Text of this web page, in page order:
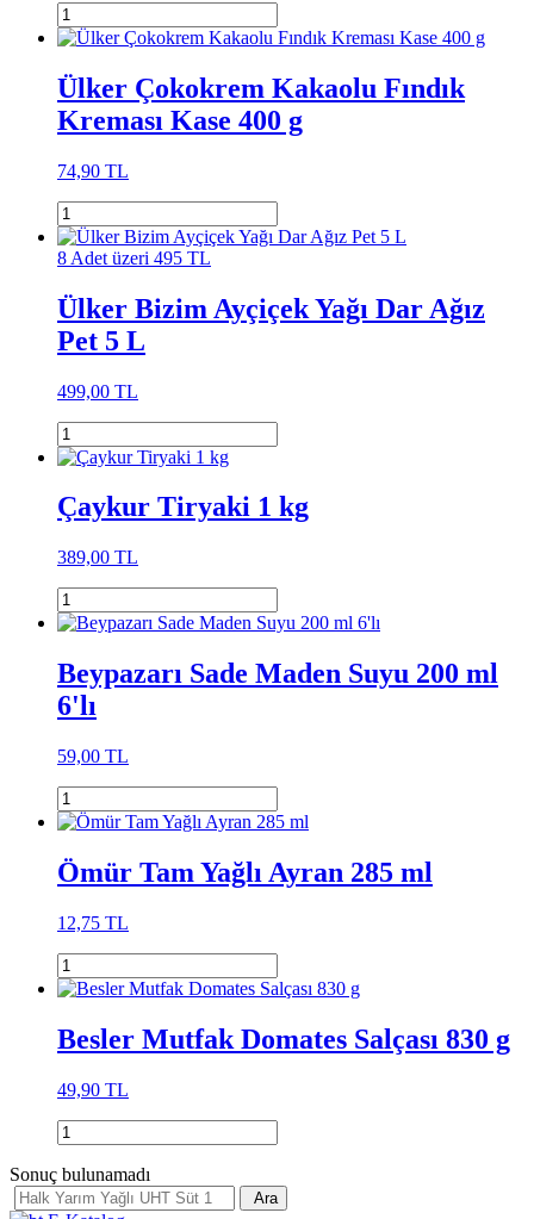
Ülker Çokokrem Kakaolu Fındık
Kreması Kase 400 g
74,90 TL
8 Adet üzeri 495 TL
Ülker Bizim Ayçiçek Yağı Dar Ağız
Pet 5 L
499,00 TL
Çaykur Tiryaki 1 kg
389,00 TL
Beypazarı Sade Maden Suyu 200 ml
6'lı
59,00 TL
Ömür Tam Yağlı Ayran 285 ml
12,75 TL
Besler Mutfak Domates Salçası 830 g
49,90 TL
Sonuç bulunamadı
Ara